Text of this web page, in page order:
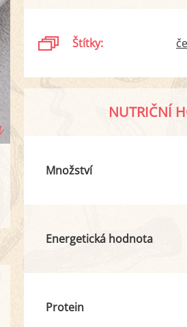
Štítky:
NUTRIČNÍ
Množství
Energetická hodnota
Protein